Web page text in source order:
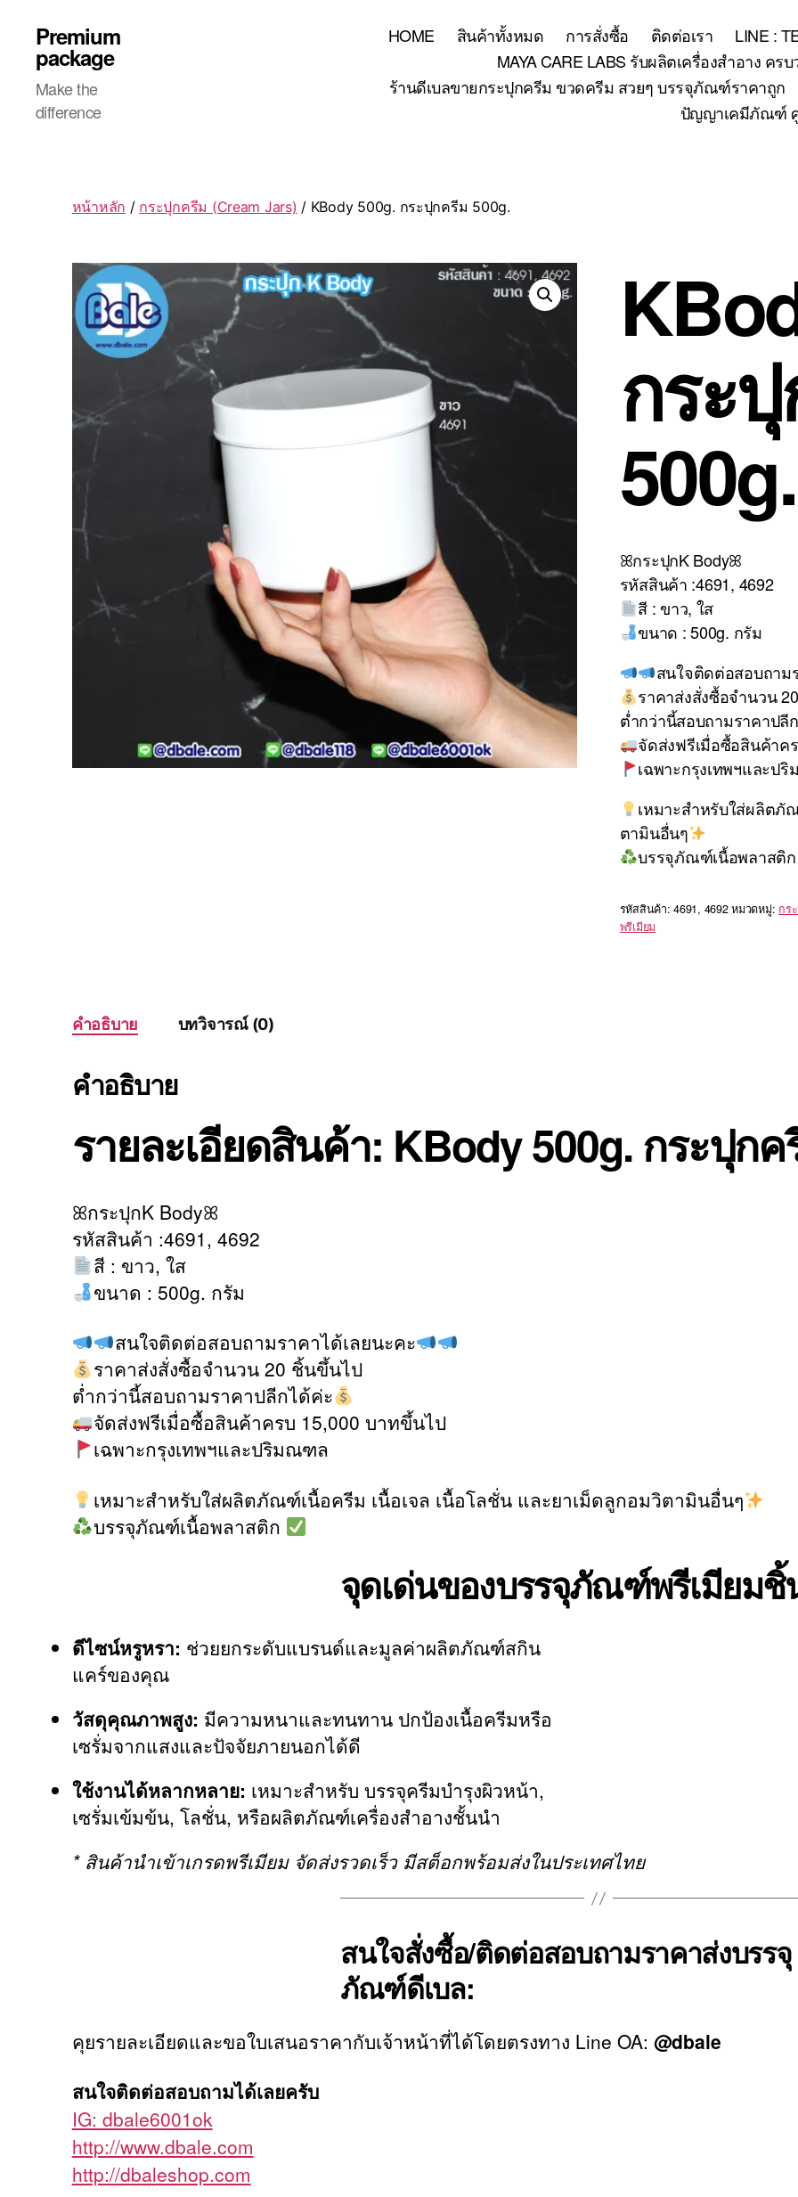
Premium
package
Make the
difference
HOME สินค้าทั้งหมด การสั่งซื้อ ติดต่อเรา
LINE :
MAYA CARE LABS รับผลิตเครื่องสำอาง ค
ร้านดีเบลขายกระปุกครีม ขวดครีม สวยๆ บรรจุภัณฑ์ราคาถูก
ปัญญาเคมีภัณฑ์ ศู
หน้าหลัก / กระปุกครีม (Cream Jars) / KBody 500g. กระปุกครีม 500g.
กระ
500g.
ꕤกระปุกK Bodyꕤ
รหัสสินค้า :4691, 4692
สี : ขาว, ใส
ขนาด : 500g. กรัม
สนใจติดต่อสอบถาม
ราคาส่งสั่งซื้อจำนวน
ต่ำกว่านี้สอบถามราคาปลี
จัดส่งฟรีเมื่อซื้อสินค้าค
เฉพาะกรุงเทพฯและป
เหมาะสำหรับใส่ผลิตภั
ตามินอื่นๆ
บรรจุภัณฑ์เนื้อพลาสติ
รหัสสินค้า:4691, 4692 หมวดหมู่: กร
พรีเมียม
คำอธิบาย บทวิจารณ์ (0)
คำอธิบาย
รายละเอียดสินค้า: KBody 500g. กระปุกค
ꕤกระปุกK Bodyꕤ
รหัสสินค้า :4691, 4692
สี : ขาว, ใส
ขนาด : 500g. กรัม
สนใจติดต่อสอบถามราคาได้เลยนะคะ
ราคาส่งสั่งซื้อจำนวน 20 ชิ้นขึ้นไป
ต่ำกว่านี้สอบถามราคาปลีกได้ค่ะ
จัดส่งฟรีเมื่อซื้อสินค้าครบ 15,000 บาทขึ้นไป
เฉพาะกรุงเทพฯและปริมณฑล
เหมาะสำหรับใส่ผลิตภัณฑ์เนื้อครีม เนื้อเจล เนื้อโลชั่น และยาเม็ดลูกอมวิตามินอื่นๆ
บรรจุภัณฑ์เนื้อพลาสติก
จุดเด่นของบรรจุภัณฑ์พรีเมียม
ดีไซน์หรูหรา: ช่วยยกระดับแบรนด์และมูลค่าผลิตภัณฑ์สกิน
แคร์ของคุณ
วัสดุคุณภาพสูง: มีความหนาและทนทาน ปกป้องเนื้อครีมหรือ
เซรั่มจากแสงและปัจจัยภายนอกได้ดี
ใช้งานได้หลากหลาย: เหมาะสำหรับ บรรจุครีมบำรุงผิวหน้า,
เซรั่มเข้มข้น, โลชั่น, หรือผลิตภัณฑ์เครื่องสำอางชั้นนำ
* สินค้านำเข้าเกรดพรีเมียม จัดส่งรวดเร็ว มีสต็อกพร้อมส่งในประเทศไทย
สนใจสั่งซื้อ/ติดต่อสอบถามราคาส่งบรรจุ
ภัณฑ์ดีเบล:
คุยรายละเอียดและขอใบเสนอราคากับเจ้าหน้าที่ได้โดยตรงทาง Line OA: @dbale
สนใจติดต่อสอบถามได้เลยครับ
IG: dbale6001ok
http://www.dbale.com
http://dbaleshop.com